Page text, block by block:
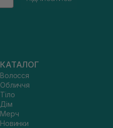
КАТАЛОГ
Волосся
Обличчя
Тіло
Дім
Мерч
Новинки